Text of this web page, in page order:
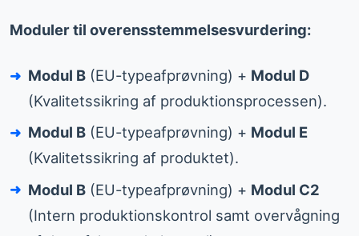
Moduler til overensstemmelsesvurdering:
Modul B (EU-typeafprøvning) + Modul D
(Kvalitetssikring af produktionsprocessen).
Modul B (EU-typeafprøvning) + Modul E
(Kvalitetssikring af produktet).
Modul B (EU-typeafprøvning) + Modul C2
(Intern produktionskontrol samt overvågning